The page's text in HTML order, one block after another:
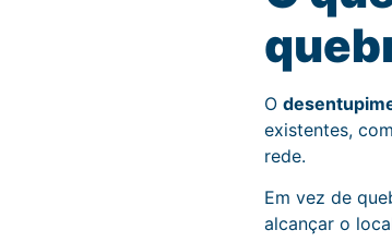
O
existentes,
rede.
Em vez de
alcançar o